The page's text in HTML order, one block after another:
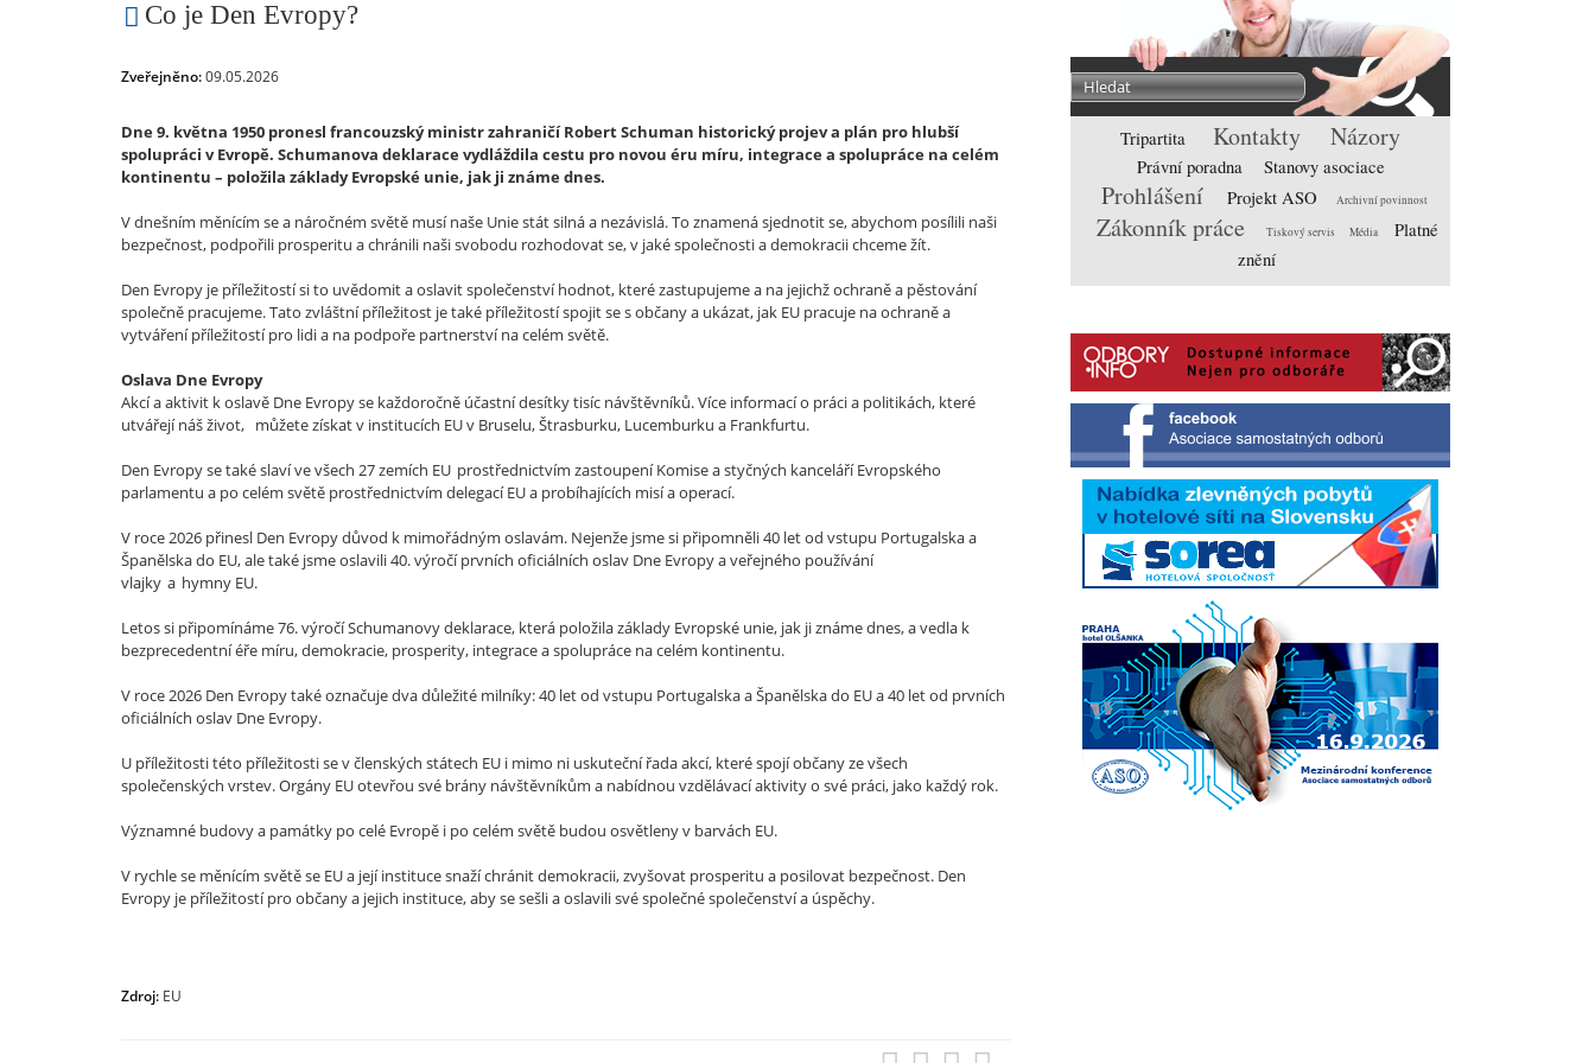
Co je Den Evropy?
Zveřejněno:09.05.2026
Dne 9. května 1950 pronesl francouzský ministr zahraničí Robert Schuman historický projev a plán pro hlubší
spolupráci v Evropě. Schumanova deklarace vydláždila cestu pro novou éru míru, integrace a spolupráce na celém
kontinentu – položila základy Evropské unie, jak ji známe dnes.
V dnešním měnícím se a náročném světě musí naše Unie stát silná a nezávislá. To znamená sjednotit se, abychom posílili naši
bezpečnost, podpořili prosperitu a chránili naši svobodu rozhodovat se, v jaké společnosti a demokracii chceme žít.
Den Evropy je příležitostí si to uvědomit a oslavit společenství hodnot, které zastupujeme a na jejichž ochraně a pěstování
společně pracujeme. Tato zvláštní příležitost je také příležitostí spojit se s občany a ukázat, jak EU pracuje na ochraně a
vytváření příležitostí pro lidi a na podpoře partnerství na celém světě.
Oslava Dne Evropy
Akcí a aktivit k oslavě Dne Evropy se každoročně účastní desítky tisíc návštěvníků. Více informací o práci a politikách, které
utvářejí náš život, můžete získat v institucích EU v Bruselu, Štrasburku, Lucemburku a Frankfurtu.
Den Evropy se také slaví ve všech 27 zemích EU prostřednictvím zastoupení Komise a styčných kanceláří Evropského
parlamentu a po celém světě prostřednictvím delegací EU a probíhajících misí a operací.
V roce 2026 přinesl Den Evropy důvod k mimořádným oslavám. Nejenže jsme si připomněli 40 let od vstupu Portugalska a
Španělska do EU, ale také jsme oslavili 40. výročí prvních oficiálních oslav Dne Evropy a veřejného používání
vlajky a hymny EU.
Letos si připomínáme 76. výročí Schumanovy deklarace, která položila základy Evropské unie, jak ji známe dnes, a vedla k
bezprecedentní éře míru, demokracie, prosperity, integrace a spolupráce na celém kontinentu.
V roce 2026 Den Evropy také označuje dva důležité milníky: 40 let od vstupu Portugalska a Španělska do EU a 40 let od prvních
oficiálních oslav Dne Evropy.
U příležitosti této příležitosti se v členských státech EU i mimo ni uskuteční řada akcí, které spojí občany ze všech
společenských vrstev. Orgány EU otevřou své brány návštěvníkům a nabídnou vzdělávací aktivity o své práci, jako každý rok.
Významné budovy a památky po celé Evropě i po celém světě budou osvětleny v barvách EU.
V rychle se měnícím světě se EU a její instituce snaží chránit demokracii, zvyšovat prosperitu a posilovat bezpečnost. Den
Evropy je příležitostí pro občany a jejich instituce, aby se sešli a oslavili své společné společenství a úspěchy.
Zdroj: EU
Tripartita Kontakty Názory
Právní poradna Stanovy asociace
Prohlášení Projekt ASO Archivní povinnost
Zákonník práce Tiskový servis Média
Platné
znění